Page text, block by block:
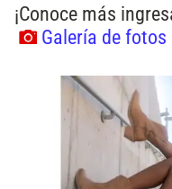
¡Conoce más
Galería de fotos